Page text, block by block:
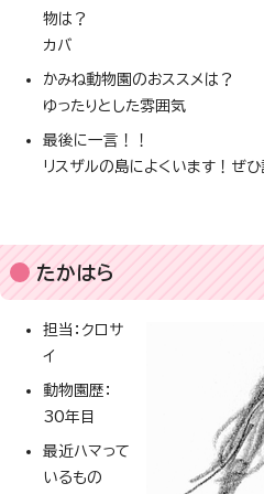
物は？
カバ
かみね動物園のおススメは？
ゆったりとした雰囲気
最後に一言！！
リスザルの島によくいます！ぜ
たかはら
担当：クロサ
イ
動物園歴：
30年目
最近ハマって
いるもの